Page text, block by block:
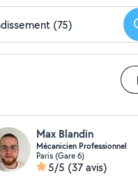
Max Blandin
Mécanicien Professionnel
Paris (Gare 6)
5/5 (37 avis)